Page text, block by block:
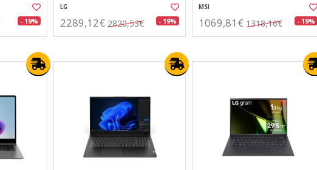
- 19%
LG
2289,12€ 2820,53€ - 19%
MSI
1069,81€ 1318,16€ - 19%